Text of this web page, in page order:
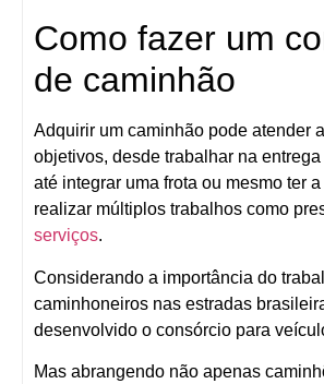
Como fazer um
de caminhão
Adquirir um caminhão pode atender
objetivos, desde trabalhar na
até integrar uma frota ou mesmo ter
realizar múltiplos trabalhos como
serviços.
Considerando a importância do
caminhoneiros nas estradas
desenvolvido o consórcio para
Mas abrangendo não apenas